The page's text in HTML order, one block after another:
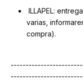
ILLAPEL:
varias,
compra).